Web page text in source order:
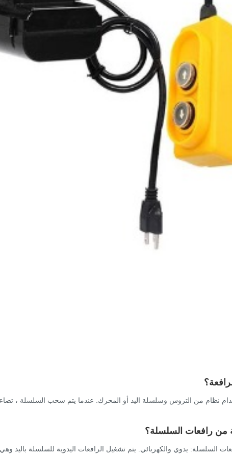
نظام من التروس وسلسلة اليد أو المحرك. عندما يتم سحب السلسلة ،
من رافعات السلسلة؟
السلسلة: يدوي والكهربائي. يتم تشغيل الرافعات اليدوية للسلسلة باليد